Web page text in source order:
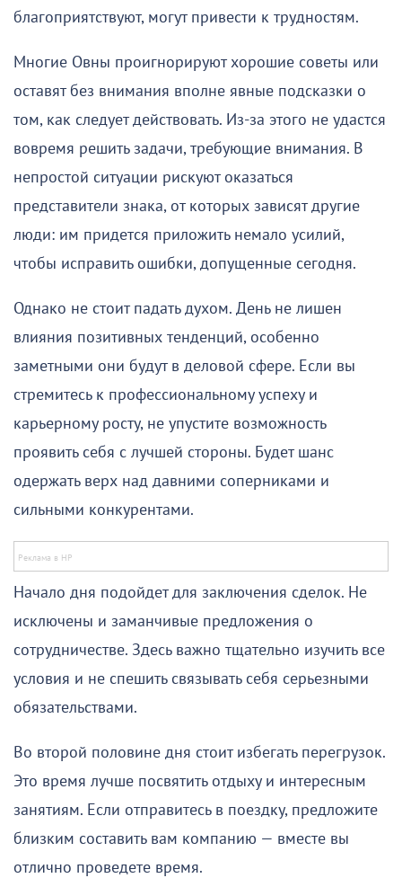
благоприятствуют, могут привести к трудностям.
Многие Овны проигнорируют хорошие советы или
оставят без внимания вполне явные подсказки о
том, как следует действовать. Из-за этого не удастся
вовремя решить задачи, требующие внимания. В
непростой ситуации рискуют оказаться
представители знака, от которых зависят другие
люди: им придется приложить немало усилий,
чтобы исправить ошибки, допущенные сегодня.
Однако не стоит падать духом. День не лишен
влияния позитивных тенденций, особенно
заметными они будут в деловой сфере. Если вы
стремитесь к профессиональному успеху и
карьерному росту, не упустите возможность
проявить себя с лучшей стороны. Будет шанс
одержать верх над давними соперниками и
сильными конкурентами.
Начало дня подойдет для заключения сделок. Не
исключены и заманчивые предложения о
сотрудничестве. Здесь важно тщательно изучить все
условия и не спешить связывать себя серьезными
обязательствами.
Во второй половине дня стоит избегать перегрузок.
Это время лучше посвятить отдыху и интересным
занятиям. Если отправитесь в поездку, предложите
близким составить вам компанию — вместе вы
отлично проведете время.